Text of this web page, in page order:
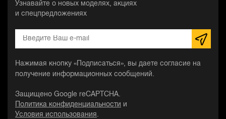
Узнавайте о новых моделях, акциях
и спецпредложениях
Нажимая кнопку «Подписаться», вы даете согласие на
получение информационных сообщений.
Защищено Google reCAPTCHA.
Политика конфиденциальности
и
Условия использования .